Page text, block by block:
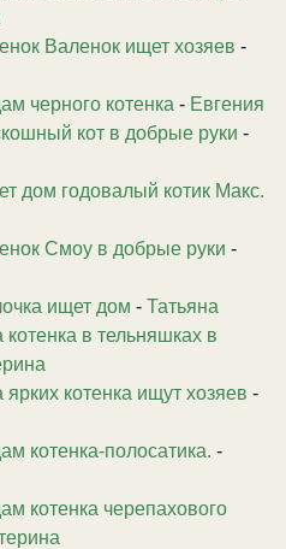
Валенок ищет хозяев -
черного котенка - Евгения
кот в добрые руки -
дом годовалый котик Макс.
Смоу в добрые руки -
ищет дом - Татьяна
котенка в тельняшках в
ярких котенка ищут хозяев -
котенка-полосатика. -
котенка черепахового